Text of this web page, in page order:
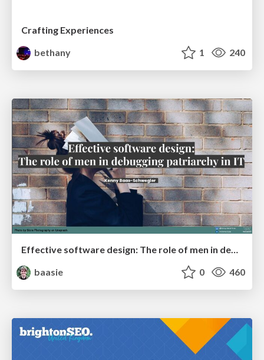
Crafting Experiences
bethany
1 240
Effective software design: The role of men in debugging patriarchy in IT @ Voxxed Days AMS
baasie
0 460